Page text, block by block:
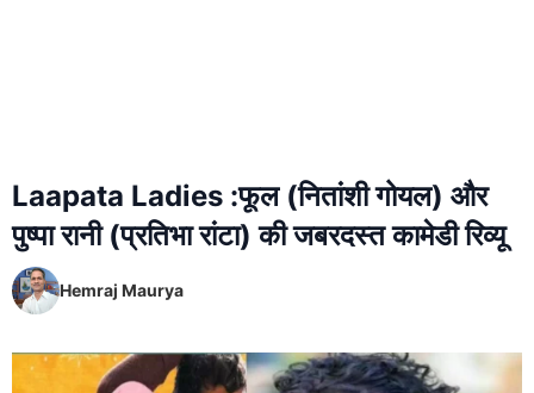
Laapata Ladies :फूल (नितांशी गोयल) और
पुष्पा रानी (प्रतिभा रांटा) की जबरदस्त कामेडी रिव्यू
Hemraj Maurya